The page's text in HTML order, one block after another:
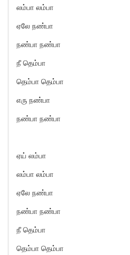
லம்பா லம்பா
ஏலே நண்பா
நண்பா நண்பா
நீ தெம்பா
தெம்பா தெம்பா
எரு நண்பா
நண்பா நண்பா
ஏய் லம்பா
லம்பா லம்பா
ஏலே நண்பா
நண்பா நண்பா
நீ தெம்பா
தெம்பா தெம்பா